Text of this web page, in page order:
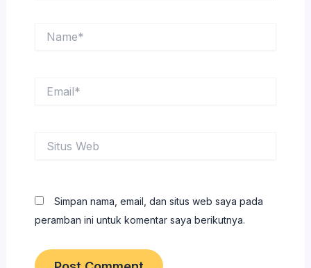
Web
Simpan nama, email, dan situs web saya pada
peramban ini untuk komentar saya berikutnya.